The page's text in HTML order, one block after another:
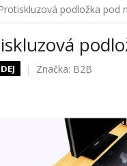
podložka pod
Značka: B2B